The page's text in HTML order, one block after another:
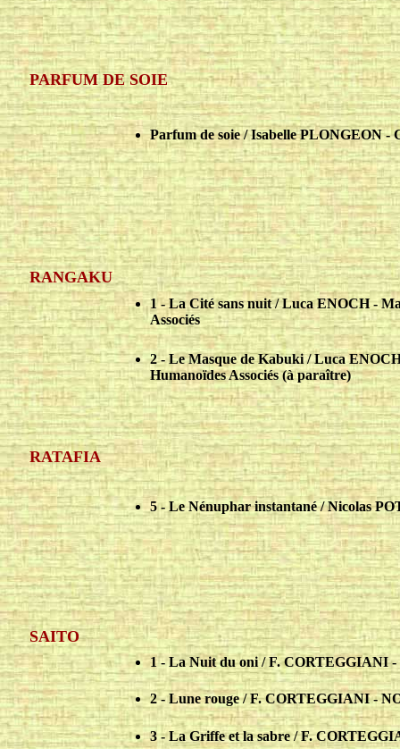
PARFUM DE SOIE
Parfum de soie / Isabelle PLONGEON
RANGAKU
1 - La Cité sans nuit / Luca ENOCH -
Associés
2 - Le Masque de Kabuki / Luca
Humanoïdes Associés (à paraître)
RATAFIA
5 - Le Nénuphar instantané / Nicolas
SAITO
1 - La Nuit du oni / F. CORTEGGIANI
2 - Lune rouge / F. CORTEGGIANI -
3 - La Griffe et la sabre / F.